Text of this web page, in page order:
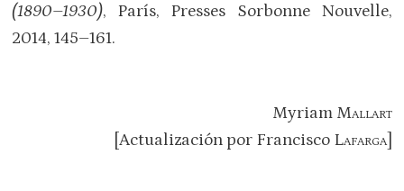
(1890–1930), París, Presses Sorbonne Nouvelle,
2014, 145–161.
Myriam Mallart
[Actualización por Francisco Lafarga]